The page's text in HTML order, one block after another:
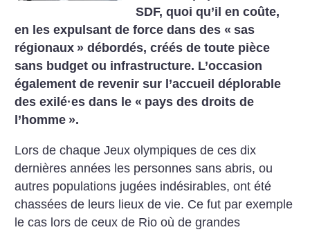
SDF, quoi qu’il en coûte,
en les expulsant de force dans des « sas
régionaux » débordés, créés de toute pièce
sans budget ou infrastructure. L’occasion
également de revenir sur l’accueil déplorable
des exilé·es dans le « pays des droits de
l’homme ».
Lors de chaque Jeux olympiques de ces dix
dernières années les personnes sans abris, ou
autres populations jugées indésirables, ont été
chassées de leurs lieux de vie. Ce fut par exemple
le cas lors de ceux de Rio où de grandes